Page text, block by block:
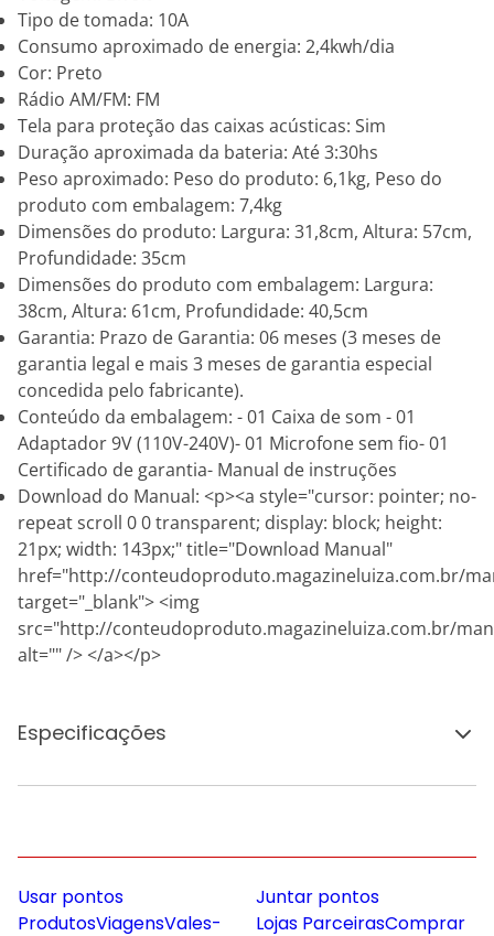
Tipo de tomada: 10A
Consumo aproximado de energia: 2,4kwh/dia
Cor: Preto
Rádio AM/FM: FM
Tela para proteção das caixas acústicas: Sim
Duração aproximada da bateria: Até 3:30hs
Peso aproximado: Peso do produto: 6,1kg, Peso do
produto com embalagem: 7,4kg
Dimensões do produto: Largura: 31,8cm, Altura: 57cm,
Profundidade: 35cm
Dimensões do produto com embalagem: Largura:
38cm, Altura: 61cm, Profundidade: 40,5cm
Garantia: Prazo de Garantia: 06 meses (3 meses de
garantia legal e mais 3 meses de garantia especial
concedida pelo fabricante).
Conteúdo da embalagem: - 01 Caixa de som - 01
Adaptador 9V (110V-240V)- 01 Microfone sem fio- 01
Certificado de garantia- Manual de instruções
Download do Manual: <p><a style="cursor: pointer; no-
repeat scroll 0 0 transparent; display: block; height:
21px; width: 143px;" title="Download Manual"
href="http://conteudoproduto.magazineluiza.com.br/
target="_blank"> <img
src="http://conteudoproduto.magazineluiza.com.br/
alt="" /> </a></p>
Especificações
Usar pontos
ProdutosViagensVales-
Juntar pontos
Lojas ParceirasComprar